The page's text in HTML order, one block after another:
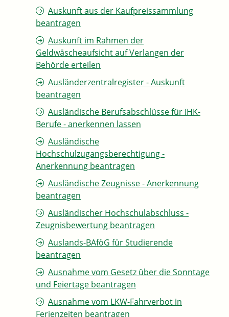
Auskunft aus der Kaufpreissammlung
beantragen
Auskunft im Rahmen der
Geldwäscheaufsicht auf Verlangen der
Behörde erteilen
Ausländerzentralregister - Auskunft
beantragen
Ausländische Berufsabschlüsse für IHK-
Berufe - anerkennen lassen
Ausländische
Hochschulzugangsberechtigung -
Anerkennung beantragen
Ausländische Zeugnisse - Anerkennung
beantragen
Ausländischer Hochschulabschluss -
Zeugnisbewertung beantragen
Auslands-BAföG für Studierende
beantragen
Ausnahme vom Gesetz über die Sonntage
und Feiertage beantragen
Ausnahme vom LKW-Fahrverbot in
Ferienzeiten beantragen